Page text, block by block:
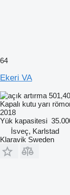
64
Ekeri VA
Kapalı kutu yarı
2018
Yük kapasitesi
İsveç, Karlstad
Klaravik Sweden